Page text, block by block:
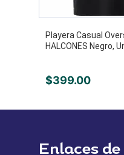
Playera Casual
HALCONES Negro,
$399.00
Enlaces